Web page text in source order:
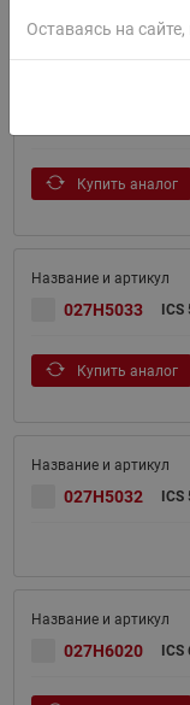
Купить аналог
027H5033
Купить аналог
027H5032
027H6020
Оставаясь на